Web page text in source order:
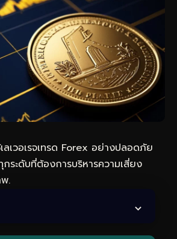
ลเวอเรจเทรด Forex อย่างปลอดภัย
กระดับที่ต้องการบริหารความเสี่ยง
.